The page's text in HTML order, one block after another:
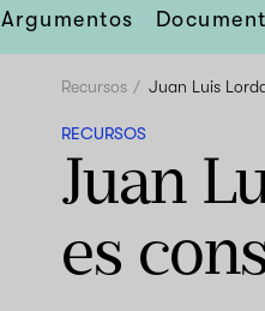
Argumentos
Recursos Juan Luis
RECURSOS
Juan
es